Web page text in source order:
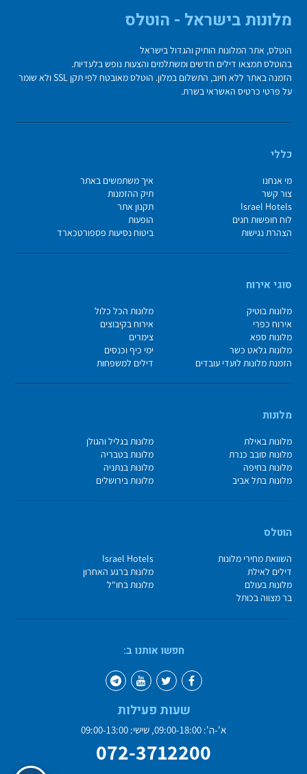
מלונות בישראל - הוטלס
הוטלס, אתר המלונות הותיק והגדול בישראל
בהוטלס תמצאו דילים חדשים ומשתלמים והצעות נופש בלעדיות.
הזמנה באתר ללא חיוב, התשלום במלון. הוטלס מאובטח לפי תקן SSL ולא שומר
על פרטי כרטיס האשראי בשרת.
כללי
מי אנחנו
איך משתמשים באתר
צור קשר
תיק ההזמנות
Israel Hotels
תקנון אתר
לוח חופשות חגים
הופעות
הצהרת נגישות
ביטוח נסיעות פספורטכארד
סוגי אירוח
מלונות בוטיק
מלונות הכל כלול
אירוח כפרי
אירוח בקיבוצים
מלונות ספא
צימרים
מלונות גלאט כשר
ימי כיף וכנסים
הזמנת מלונות לועדי עובדים
דילים למשפחות
מלונות
מלונות באילת
מלונות בגליל והגולן
מלונות סובב כנרת
מלונות בטבריה
מלונות בחיפה
מלונות בנתניה
מלונות בתל אביב
מלונות בירושלים
הוטלס
השוואת מחירי מלונות
Israel Hotels
דילים לאילת
מלונות ברגע האחרון
מלונות בעולם
מלונות בחו"ל
בר מצווה בכותל
חפשו אותנו ב:
שעות פעילות
א'-ה': 09:00-18:00, שישי: 09:00-13:00
072-3712200